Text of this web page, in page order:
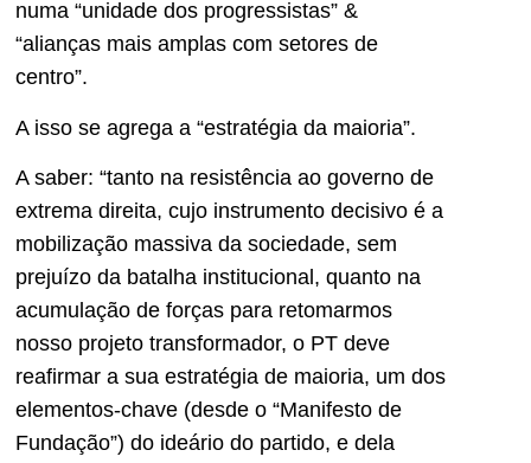
numa “unidade dos progressistas” &
“alianças mais amplas com setores de
centro”.
A isso se agrega a “estratégia da maioria”.
A saber: “tanto na resistência ao governo de
extrema direita, cujo instrumento decisivo é a
mobilização massiva da sociedade, sem
prejuízo da batalha institucional, quanto na
acumulação de forças para retomarmos
nosso projeto transformador, o PT deve
reafirmar a sua estratégia de maioria, um dos
elementos-chave (desde o “Manifesto de
Fundação”) do ideário do partido, e dela